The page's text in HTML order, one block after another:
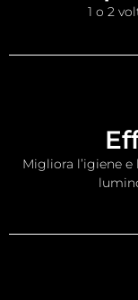
1 o 2
Migliora l’igiene